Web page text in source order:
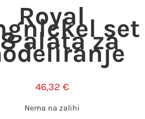
Royal set
alata za
46,32 €
Nema na zalihi